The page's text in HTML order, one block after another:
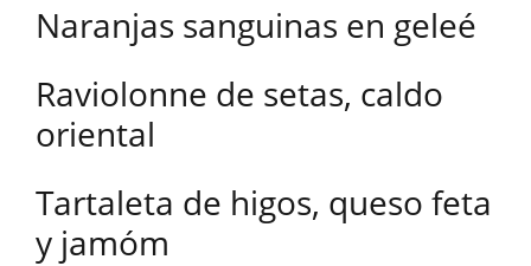
Naranjas sanguinas en geleé
Raviolonne de setas, caldo
oriental
Tartaleta de higos, queso feta
y jamóm